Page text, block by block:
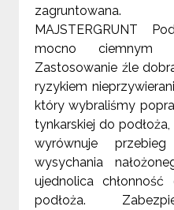
MAJSTERGRUNT
mocno ciemnym
Zastosowanie źle
ryzykiem
który wybraliśmy
tynkarskiej do
wyrównuje
wysychania
ujednolica
podłoża.